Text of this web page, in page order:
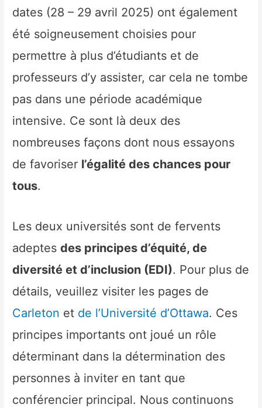
dates (28 – 29 avril 2025) ont également
été soigneusement choisies pour
permettre à plus d’étudiants et de
professeurs d’y assister, car cela ne tombe
pas dans une période académique
intensive. Ce sont là deux des
nombreuses façons dont nous essayons
de favoriser l’égalité des chances pour
tous.
Les deux universités sont de fervents
adeptesdes principes d’équité, de
diversité et d’inclusion (EDI). Pour plus de
détails, veuillez visiter les pages de
Carleton et de l’Université d’Ottawa. Ces
principes importants ont joué un rôle
déterminant dans la détermination des
personnes à inviter en tant que
conférencier principal. Nous continuons